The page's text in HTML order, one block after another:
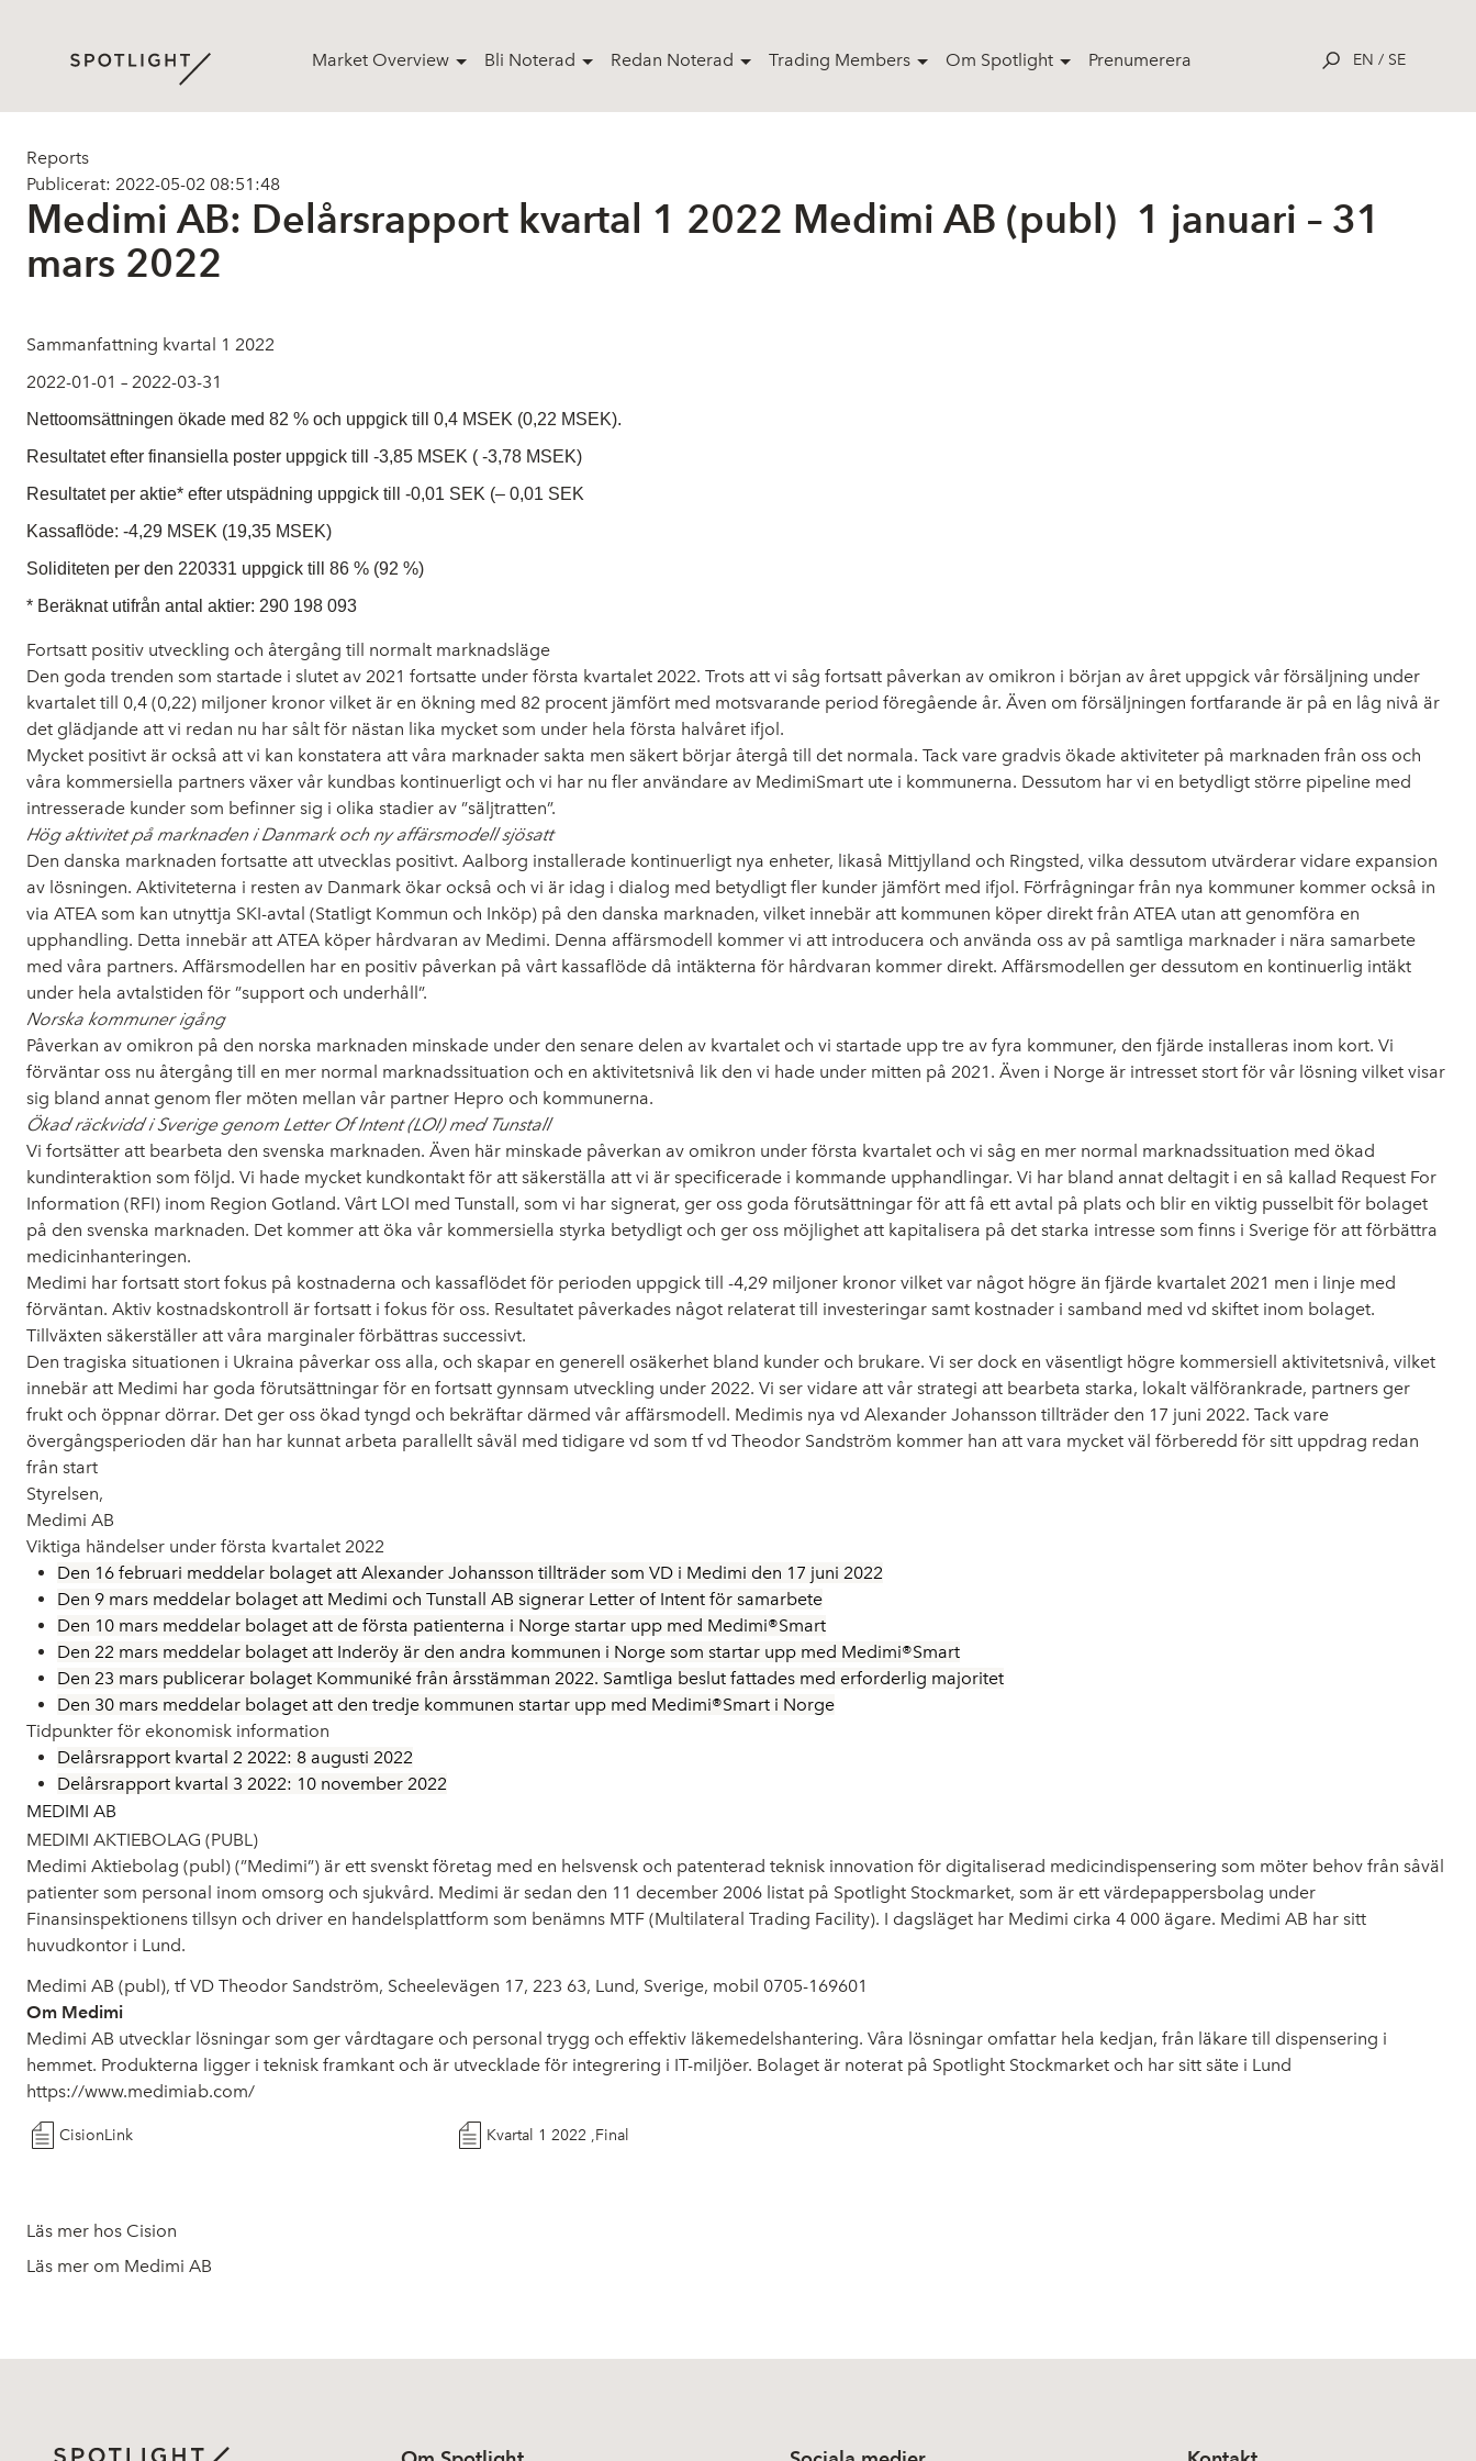
Market Overview Bli Noterad Redan Noterad Trading Members Om Spotlight Prenumerera EN / SE
Reports
Publicerat: 2022-05-02 08:51:48
Medimi AB: Delårsrapport kvartal 1 2022 Medimi AB (publ) 1 januari – 31
mars 2022
Sammanfattning kvartal 1 2022
2022-01-01 – 2022-­03-­31
Nettoomsättningen ökade med 82 % och uppgick till 0,4 MSEK (0,22 MSEK).
Resultatet efter finansiella poster uppgick till -3,85 MSEK ( -3,78 MSEK)
Resultatet per aktie* efter utspädning uppgick till -0,01 SEK (– 0,01 SEK
Kassaflöde: -4,29 MSEK (19,35 MSEK)
Soliditeten per den 220331 uppgick till 86 % (92 %)
* Beräknat utifrån antal aktier: 290 198 093
Fortsatt positiv utveckling och återgång till normalt marknadsläge
Den goda trenden som startade i slutet av 2021 fortsatte under första kvartalet 2022. Trots att vi såg fortsatt påverkan av omikron i början av året uppgick vår försäljning under
kvartalet till 0,4 (0,22) miljoner kronor vilket är en ökning med 82 procent jämfört med motsvarande period föregående år. Även om försäljningen fortfarande är på en låg nivå är
det glädjande att vi redan nu har sålt för nästan lika mycket som under hela första halvåret ifjol.
Mycket positivt är också att vi kan konstatera att våra marknader sakta men säkert börjar återgå till det normala. Tack vare gradvis ökade aktiviteter på marknaden från oss och
våra kommersiella partners växer vår kundbas kontinuerligt och vi har nu fler användare av MedimiSmart ute i kommunerna. Dessutom har vi en betydligt större pipeline med
intresserade kunder som befinner sig i olika stadier av ”säljtratten”.
Hög aktivitet på marknaden i Danmark och ny affärsmodell sjösatt
Den danska marknaden fortsatte att utvecklas positivt. Aalborg installerade kontinuerligt nya enheter, likaså Mittjylland och Ringsted, vilka dessutom utvärderar vidare expansion
av lösningen. Aktiviteterna i resten av Danmark ökar också och vi är idag i dialog med betydligt fler kunder jämfört med ifjol. Förfrågningar från nya kommuner kommer också in
via ATEA som kan utnyttja SKI-avtal (Statligt Kommun och Inköp) på den danska marknaden, vilket innebär att kommunen köper direkt från ATEA utan att genomföra en
upphandling. Detta innebär att ATEA köper hårdvaran av Medimi. Denna affärsmodell kommer vi att introducera och använda oss av på samtliga marknader i nära samarbete
med våra partners. Affärsmodellen har en positiv påverkan på vårt kassaflöde då intäkterna för hårdvaran kommer direkt. Affärsmodellen ger dessutom en kontinuerlig intäkt
under hela avtalstiden för ”support och underhåll”.
Norska kommuner igång
Påverkan av omikron på den norska marknaden minskade under den senare delen av kvartalet och vi startade upp tre av fyra kommuner, den fjärde installeras inom kort. Vi
förväntar oss nu återgång till en mer normal marknadssituation och en aktivitetsnivå lik den vi hade under mitten på 2021. Även i Norge är intresset stort för vår lösning vilket visar
sig bland annat genom fler möten mellan vår partner Hepro och kommunerna.
Ökad räckvidd i Sverige genom Letter Of Intent (LOI) med Tunstall
Vi fortsätter att bearbeta den svenska marknaden. Även här minskade påverkan av omikron under första kvartalet och vi såg en mer normal marknadssituation med ökad
kundinteraktion som följd. Vi hade mycket kundkontakt för att säkerställa att vi är specificerade i kommande upphandlingar. Vi har bland annat deltagit i en så kallad Request For
Information (RFI) inom Region Gotland. Vårt LOI med Tunstall, som vi har signerat, ger oss goda förutsättningar för att få ett avtal på plats och blir en viktig pusselbit för bolaget
på den svenska marknaden. Det kommer att öka vår kommersiella styrka betydligt och ger oss möjlighet att kapitalisera på det starka intresse som finns i Sverige för att förbättra
medicinhanteringen.
Medimi har fortsatt stort fokus på kostnaderna och kassaflödet för perioden uppgick till -4,29 miljoner kronor vilket var något högre än fjärde kvartalet 2021 men i linje med
förväntan. Aktiv kostnadskontroll är fortsatt i fokus för oss. Resultatet påverkades något relaterat till investeringar samt kostnader i samband med vd skiftet inom bolaget.
Tillväxten säkerställer att våra marginaler förbättras successivt.
Den tragiska situationen i Ukraina påverkar oss alla, och skapar en generell osäkerhet bland kunder och brukare. Vi ser dock en väsentligt högre kommersiell aktivitetsnivå, vilket
innebär att Medimi har goda förutsättningar för en fortsatt gynnsam utveckling under 2022. Vi ser vidare att vår strategi att bearbeta starka, lokalt välförankrade, partners ger
frukt och öppnar dörrar. Det ger oss ökad tyngd och bekräftar därmed vår affärsmodell. Medimis nya vd Alexander Johansson tillträder den 17 juni 2022. Tack vare
övergångsperioden där han har kunnat arbeta parallellt såväl med tidigare vd som tf vd Theodor Sandström kommer han att vara mycket väl förberedd för sitt uppdrag redan
från start
Styrelsen,
Medimi AB
Viktiga händelser under första kvartalet 2022
Den 16 februari meddelar bolaget att Alexander Johansson tillträder som VD i Medimi den 17 juni 2022
Den 9 mars meddelar bolaget att Medimi och Tunstall AB signerar Letter of Intent för samarbete
Den 10 mars meddelar bolaget att de första patienterna i Norge startar upp med Medimi®Smart
Den 22 mars meddelar bolaget att Inderöy är den andra kommunen i Norge som startar upp med Medimi®Smart
Den 23 mars publicerar bolaget Kommuniké från årsstämman 2022. Samtliga beslut fattades med erforderlig majoritet
Den 30 mars meddelar bolaget att den tredje kommunen startar upp med Medimi®Smart i Norge
Tidpunkter för ekonomisk information
Delårsrapport kvartal 2 2022: 8 augusti 2022
Delårsrapport kvartal 3 2022: 10 november 2022
MEDIMI AB
MEDIMI AKTIEBOLAG (PUBL)
Medimi Aktiebolag (publ) (”Medimi”) är ett svenskt företag med en helsvensk och patenterad teknisk innovation för digitaliserad medicindispensering som möter behov från såväl
patienter som personal inom omsorg och sjukvård. Medimi är sedan den 11 december 2006 listat på Spotlight Stockmarket, som är ett värdepappersbolag under
Finansinspektionens tillsyn och driver en handelsplattform som benämns MTF (Multilateral Trading Facility). I dagsläget har Medimi cirka 4 000 ägare. Medimi AB har sitt
huvudkontor i Lund.
Medimi AB (publ), tf VD Theodor Sandström, Scheelevägen 17, 223 63, Lund, Sverige, mobil 0705-169601
Om Medimi
Medimi AB utvecklar lösningar som ger vårdtagare och personal trygg och effektiv läkemedelshantering. Våra lösningar omfattar hela kedjan, från läkare till dispensering i
hemmet. Produkterna ligger i teknisk framkant och är utvecklade för integrering i IT-miljöer. Bolaget är noterat på Spotlight Stockmarket och har sitt säte i Lund
https://www.medimiab.com/
CisionLink Kvartal 1 2022 ,Final
Läs mer hos Cision
Läs mer om Medimi AB